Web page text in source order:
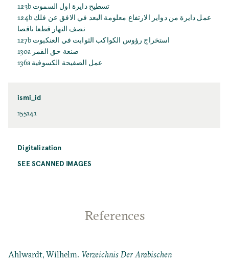
123b تسطيح دايرة اول السموت
124b عمل دايرة من دواير الارتفاع معلومة البعد في الافق عن فلك
نصف النهار قطعا ناقصا
127b استخراج رؤوس الكواكب الثوابت في العنكبوت
130a صنعة حق القمر
136a عمل الصفيحة الكسوفية
ismi_id
155141
Digitalization
SEE SCANNED IMAGES
References
Ahlwardt, Wilhelm. Verzeichnis Der Arabischen